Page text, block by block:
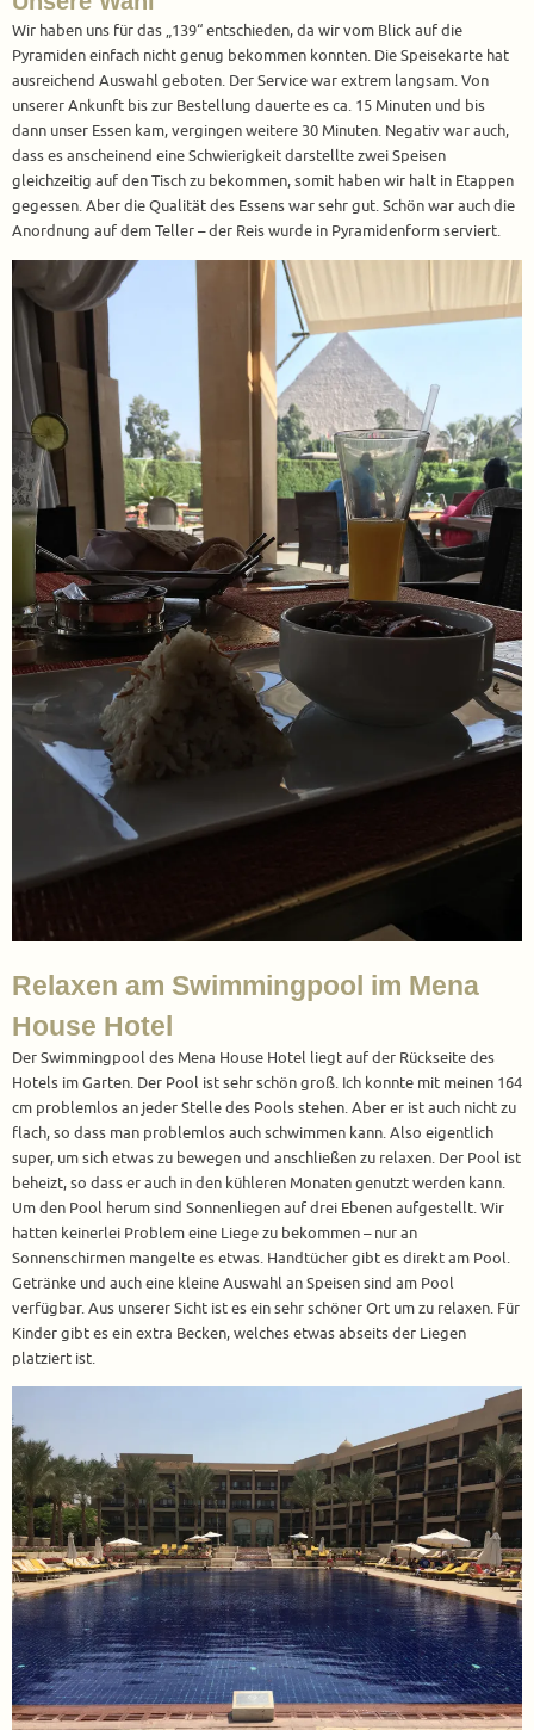
Wir haben uns für das „139“ entschieden, da wir vom Blick auf die
Pyramiden einfach nicht genug bekommen konnten. Die Speisekarte hat
ausreichend Auswahl geboten. Der Service war extrem langsam. Von
unserer Ankunft bis zur Bestellung dauerte es ca. 15 Minuten und bis
dann unser Essen kam, vergingen weitere 30 Minuten. Negativ war auch,
dass es anscheinend eine Schwierigkeit darstellte zwei Speisen
gleichzeitig auf den Tisch zu bekommen, somit haben wir halt in Etappen
gegessen. Aber die Qualität des Essens war sehr gut. Schön war auch die
Anordnung auf dem Teller – der Reis wurde in Pyramidenform serviert.
Relaxen am Swimmingpool im Mena
House Hotel
Der Swimmingpool des Mena House Hotel liegt auf der Rückseite des
Hotels im Garten. Der Pool ist sehr schön groß. Ich konnte mit meinen 164
cm problemlos an jeder Stelle des Pools stehen. Aber er ist auch nicht zu
flach, so dass man problemlos auch schwimmen kann. Also eigentlich
super, um sich etwas zu bewegen und anschließen zu relaxen. Der Pool ist
beheizt, so dass er auch in den kühleren Monaten genutzt werden kann.
Um den Pool herum sind Sonnenliegen auf drei Ebenen aufgestellt. Wir
hatten keinerlei Problem eine Liege zu bekommen – nur an
Sonnenschirmen mangelte es etwas. Handtücher gibt es direkt am Pool.
Getränke und auch eine kleine Auswahl an Speisen sind am Pool
verfügbar. Aus unserer Sicht ist es ein sehr schöner Ort um zu relaxen. Für
Kinder gibt es ein extra Becken, welches etwas abseits der Liegen
platziert ist.